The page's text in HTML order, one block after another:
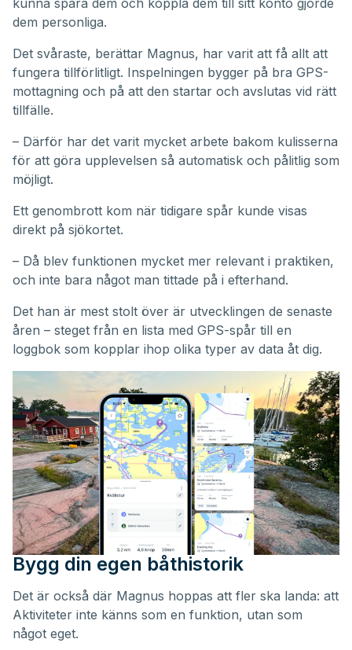
kunna spara dem och koppla dem till sitt konto gjorde
dem personliga.
Det svåraste, berättar Magnus, har varit att få allt att
fungera tillförlitligt. Inspelningen bygger på bra GPS-
mottagning och på att den startar och avslutas vid rätt
tillfälle.
– Därför har det varit mycket arbete bakom kulisserna
för att göra upplevelsen så automatisk och pålitlig som
möjligt.
Ett genombrott kom när tidigare spår kunde visas
direkt på sjökortet.
– Då blev funktionen mycket mer relevant i praktiken,
och inte bara något man tittade på i efterhand.
Det han är mest stolt över är utvecklingen de senaste
åren – steget från en lista med GPS-spår till en
loggbok som kopplar ihop olika typer av data åt dig.
Bygg din egen båthistorik
Det är också där Magnus hoppas att fler ska landa: att
Aktiviteter inte känns som en funktion, utan som
något eget.